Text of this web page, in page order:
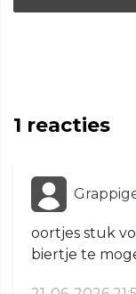
1 reacties
oortjes stuk
biertje te